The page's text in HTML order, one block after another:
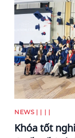
NEWS | | | |
Khóa tốt